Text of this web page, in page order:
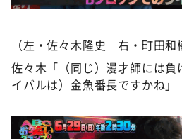
（左・佐々木隆史 右・町田和
佐々木「（同じ）漫才師には負
イバルは）金魚番長ですかね」